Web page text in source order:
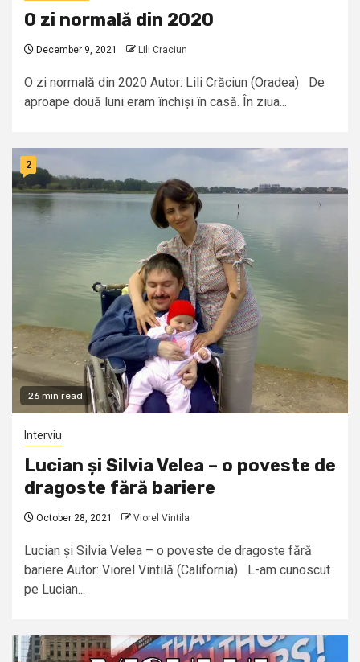
O zi normală din 2020
December 9, 2021 Lili Craciun
O zi normală din 2020 Autor: Lili Crăciun (Oradea) De
aproape două luni eram închiși în casă. În ziua...
26 min read
2
Interviu
Lucian și Silvia Velea – o poveste de
dragoste fără bariere
October 28, 2021 Viorel Vintila
Lucian și Silvia Velea – o poveste de dragoste fără
bariere Autor: Viorel Vintilă (California) L-am cunoscut
pe Lucian...